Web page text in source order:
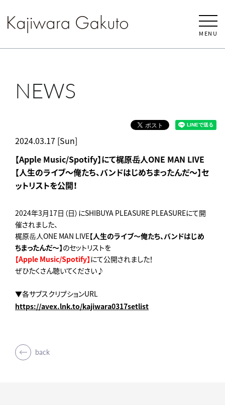
MENU
NEWS
2024.03.17 [Sun]
【Apple Music/Spotify】にて梶原岳人ONE MAN LIVE
【人生のライブ～俺たち、バンドはじめちまったんだ～】セ
ットリストを公開！
2024年3月17日（日）にSHIBUYA PLEASURE PLEASUREにて開
催されました、
梶原岳人ONE MAN LIVE【人生のライブ～俺たち、バンドはじめ
ちまったんだ～】のセットリストを
【Apple Music/Spotify】にて公開されました！
ぜひたくさん聴いてください♪
▼各サブスクリプションURL
https://avex.lnk.to/kajiwara0317setlist
back